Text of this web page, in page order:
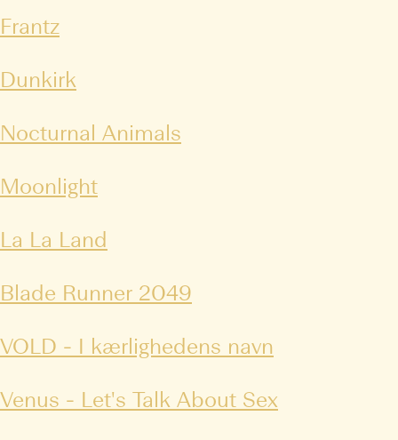
Frantz
Dunkirk
Nocturnal Animals
Moonlight
La La Land
Blade Runner 2049
VOLD - I kærlighedens navn
Venus - Let's Talk About Sex